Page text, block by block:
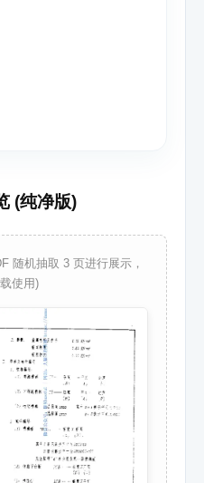
(纯净版)
随机抽取 3 页进行展示，
使用)